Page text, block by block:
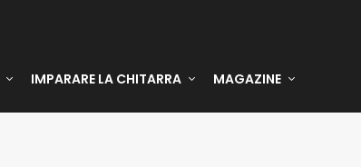
IMPARARE LA CHITARRA MAGAZINE